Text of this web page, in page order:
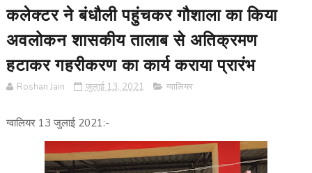
कलेक्टर ने बंधौली पहुंचकर गौशाला का किया
अवलोकन शासकीय तालाब से अतिक्रमण
हटाकर गहरीकरण का कार्य कराया प्रारंभ
Roshan Jain जुलाई 13, 2021 ग्वालियर
ग्वालियर 13 जुलाई 2021:-